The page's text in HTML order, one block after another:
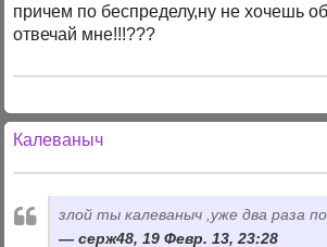
причем по беспределу,ну не хочешь
отвечай мне!!!???
Калеваныч
злой ты калеваныч ,уже два раза
серж48, 19 Февр. 13, 23:28